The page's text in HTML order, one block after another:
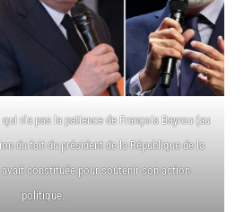
n’a pas la patience de François Bayrou (au
du fait du président de la République de la
constituée pour soutenir son action
politique.